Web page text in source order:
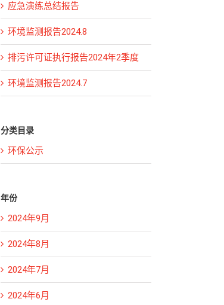
应急演练总结报告
环境监测报告2024.8
排污许可证执行报告2024年2季度
环境监测报告2024.7
分类目录
环保公示
年份
2024年9月
2024年8月
2024年7月
2024年6月